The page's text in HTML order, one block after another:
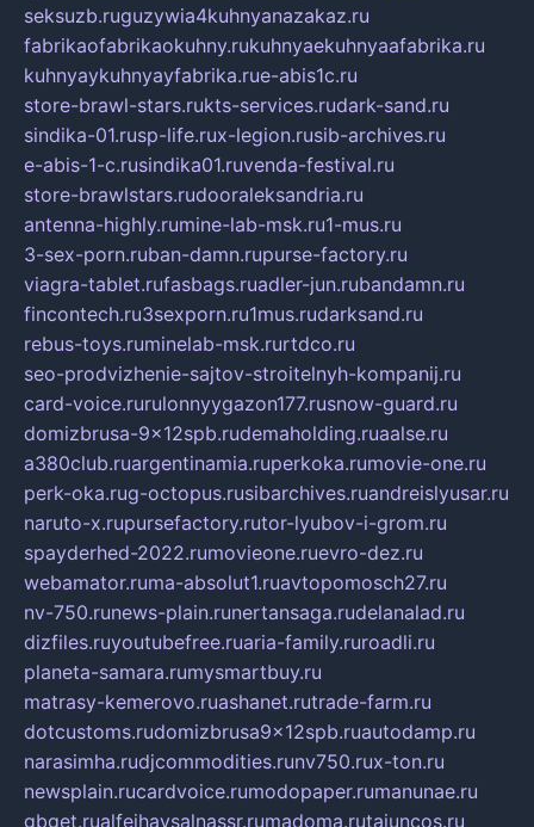
seksuzb.ruguzywia4kuhnyanazakaz.ru
fabrikaofabrikaokuhny.rukuhnyaekuhnyaafabrika.ru
kuhnyaykuhnyayfabrika.rue-abis1c.ru
store-brawl-stars.rukts-services.rudark-sand.ru
sindika-01.rusp-life.rux-legion.rusib-archives.ru
e-abis-1-c.rusindika01.ruvenda-festival.ru
store-brawlstars.rudooraleksandria.ru
antenna-highly.rumine-lab-msk.ru1-mus.ru
3-sex-porn.ruban-damn.rupurse-factory.ru
viagra-tablet.rufasbags.ruadler-jun.rubandamn.ru
fincontech.ru3sexporn.ru1mus.rudarksand.ru
rebus-toys.ruminelab-msk.rurtdco.ru
seo-prodvizhenie-sajtov-stroitelnyh-kompanij.ru
card-voice.rurulonnyygazon177.rusnow-guard.ru
domizbrusa-9x12spb.rudemaholding.ruaalse.ru
a380club.ruargentinamia.ruperkoka.rumovie-one.ru
perk-oka.rug-octopus.rusibarchives.ruandreislyusar.ru
naruto-x.rupursefactory.rutor-lyubov-i-grom.ru
spayderhed-2022.rumovieone.ruevro-dez.ru
webamator.ruma-absolut1.ruavtopomosch27.ru
nv-750.runews-plain.runertansaga.rudelanalad.ru
dizfiles.ruyoutubefree.ruaria-family.ruroadli.ru
planeta-samara.rumysmartbuy.ru
matrasy-kemerovo.ruashanet.rutrade-farm.ru
dotcustoms.rudomizbrusa9x12spb.ruautodamp.ru
narasimha.rudjcommodities.runv750.rux-ton.ru
newsplain.rucardvoice.rumodopaper.rumanunae.ru
gbget.rualfeihavsalnassr.rumadoma.rutajuncos.ru